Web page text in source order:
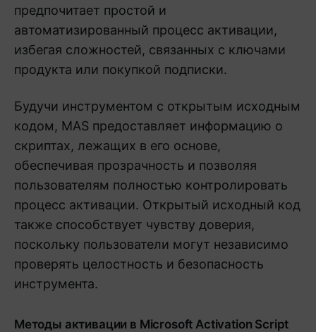
предпочитает простой и
автоматизированный процесс активации,
избегая сложностей, связанных с ключами
продукта или покупкой подписки.
Будучи инструментом с открытым исходным
кодом, MAS предоставляет информацию о
скриптах, лежащих в его основе,
обеспечивая прозрачность и позволяя
пользователям полностью контролировать
процесс активации. Открытый исходный код
также способствует чувству доверия,
поскольку пользователи могут независимо
проверять целостность и безопасность
инструмента.
Методы активации в Microsoft Activation Script